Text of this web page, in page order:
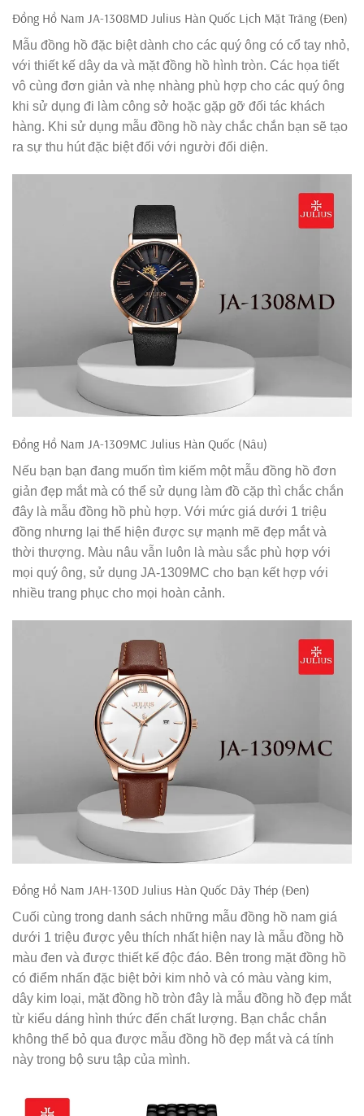
Đồng Hồ Nam JA-1308MD Julius Hàn Quốc Lịch Mặt Trăng (Đen)
Mẫu đồng hồ đặc biệt dành cho các quý ông có cổ tay nhỏ,
với thiết kế dây da và mặt đồng hồ hình tròn. Các họa tiết
vô cùng đơn giản và nhẹ nhàng phù hợp cho các quý ông
khi sử dụng đi làm công sở hoặc gặp gỡ đối tác khách
hàng. Khi sử dụng mẫu đồng hồ này chắc chắn bạn sẽ tạo
ra sự thu hút đặc biệt đối với người đối diện.
Đồng Hồ Nam JA-1309MC Julius Hàn Quốc (Nâu)
Nếu bạn bạn đang muốn tìm kiếm một mẫu đồng hồ đơn
giản đẹp mắt mà có thể sử dụng làm đồ cặp thì chắc chắn
đây là mẫu đồng hồ phù hợp. Với mức giá dưới 1 triệu
đồng nhưng lại thể hiện được sự mạnh mẽ đẹp mắt và
thời thượng. Màu nâu vẫn luôn là màu sắc phù hợp với
mọi quý ông, sử dụng JA-1309MC cho bạn kết hợp với
nhiều trang phục cho mọi hoàn cảnh.
Đồng Hồ Nam JAH-130D Julius Hàn Quốc Dây Thép (Đen)
Cuối cùng trong danh sách những mẫu đồng hồ nam giá
dưới 1 triệu được yêu thích nhất hiện nay là mẫu đồng hồ
màu đen và được thiết kế độc đáo. Bên trong mặt đồng hồ
có điểm nhấn đặc biệt bởi kim nhỏ và có màu vàng kim,
dây kim loại, mặt đồng hồ tròn đây là mẫu đồng hồ đẹp mắt
từ kiểu dáng hình thức đến chất lượng. Bạn chắc chắn
không thể bỏ qua được mẫu đồng hồ đẹp mắt và cá tính
này trong bộ sưu tập của mình.